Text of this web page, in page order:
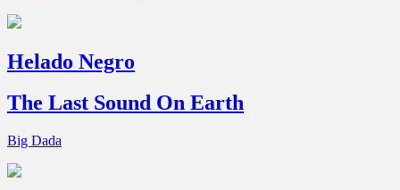
Helado Negro
The Last Sound On Earth
Big Dada